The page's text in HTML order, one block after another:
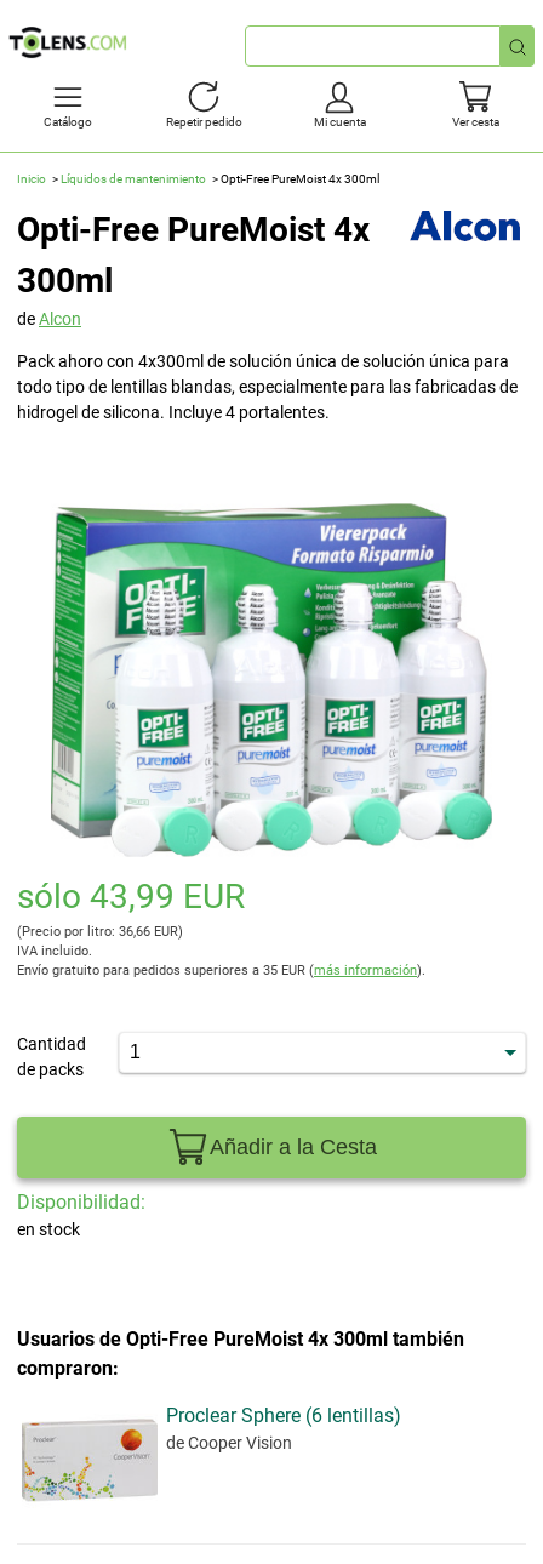
Búsqueda
rápida
Catálogo Repetir pedido Mi cuenta Ver cesta
Inicio Líquidos de mantenimiento Opti-Free PureMoist 4x 300ml
Opti-Free PureMoist 4x
300ml
deAlcon
Pack ahoro con 4x300ml de solución única de solución única para
todo tipo de lentillas blandas, especialmente para las fabricadas de
hidrogel de silicona. Incluye 4 portalentes.
sólo 43,99 EUR
(Precio por litro: 36,66 EUR)
IVA incluido.
Envío gratuito para pedidos superiores a 35 EUR (más información).
Cantidad
de packs
Añadir a la Cesta
Disponibilidad:
en stock
Usuarios de Opti-Free PureMoist 4x 300ml también
compraron:
Proclear Sphere (6 lentillas)
de Cooper Vision